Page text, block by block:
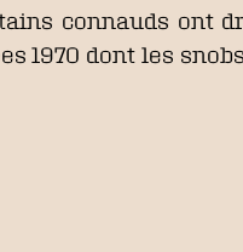
connauds ont
1970 dont les